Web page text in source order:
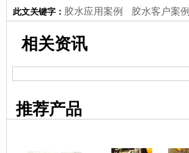
此文关键字： 胶水应用案例 胶水客户案例
相关资讯
推荐产品